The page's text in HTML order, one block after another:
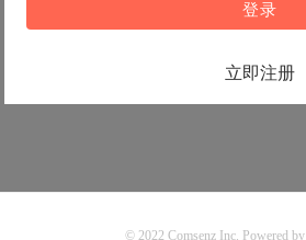
登录
立即注册
© 2022Comsenz Inc. Powered by